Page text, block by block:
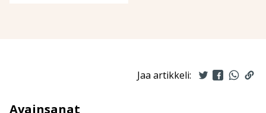
Jaa artikkeli:
Avainsanat